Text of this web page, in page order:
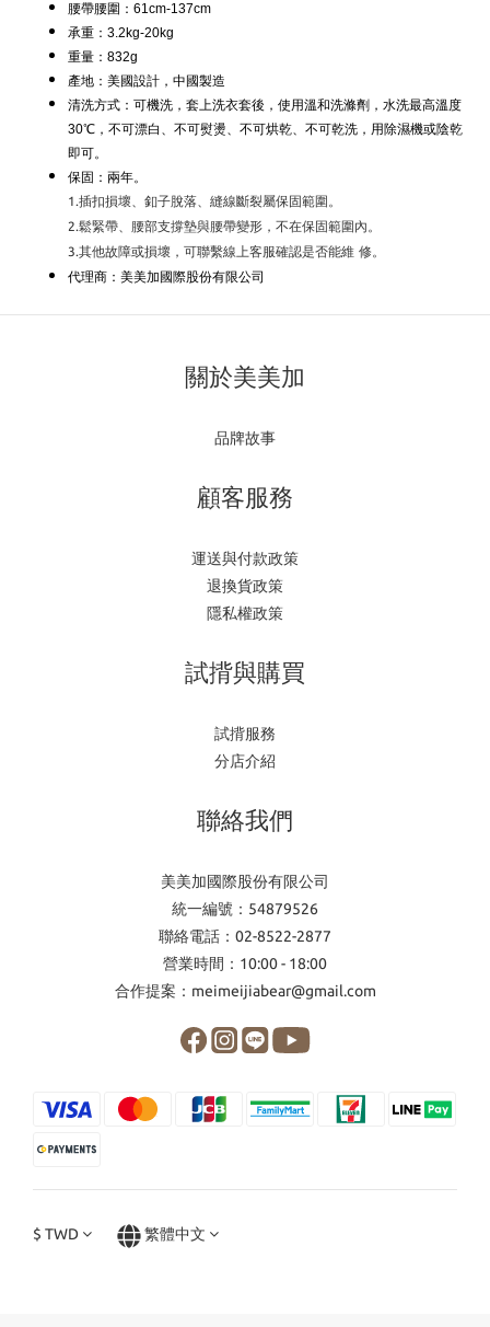
腰帶腰圍：61cm-137cm
承重：3.2kg-20kg
重量：832g
產地：美國設計，中國製造
清洗方式：可機洗，套上洗衣套後，使用溫和洗滌劑，水洗最高溫度
30℃，不可漂白、不可熨燙、不可烘乾、不可乾洗，用除濕機或陰乾
即可。
保固：兩年。
1.插扣損壞、釦子脫落、縫線斷裂屬保固範圍。
2.鬆緊帶、腰部支撐墊與腰帶變形，不在保固範圍內。
3.其他故障或損壞，可聯繫線上客服確認是否能維 修。
代理商：美美加國際股份有限公司
關於美美加
品牌故事
顧客服務
運送與付款政策
退換貨政策
隱私權政策
試揹與購買
試揹服務
分店介紹
聯絡我們
美美加國際股份有限公司
統一編號：54879526
聯絡電話：02-8522-2877
營業時間：10:00 - 18:00
合作提案：meimeijiabear@gmail.com
$ TWD 繁體中文